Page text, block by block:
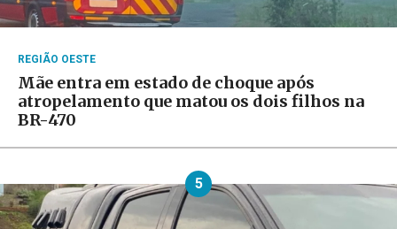
REGIÃO OESTE
Mãe entra em estado de choque após
atropelamento que matou os dois filhos na
BR-470
5